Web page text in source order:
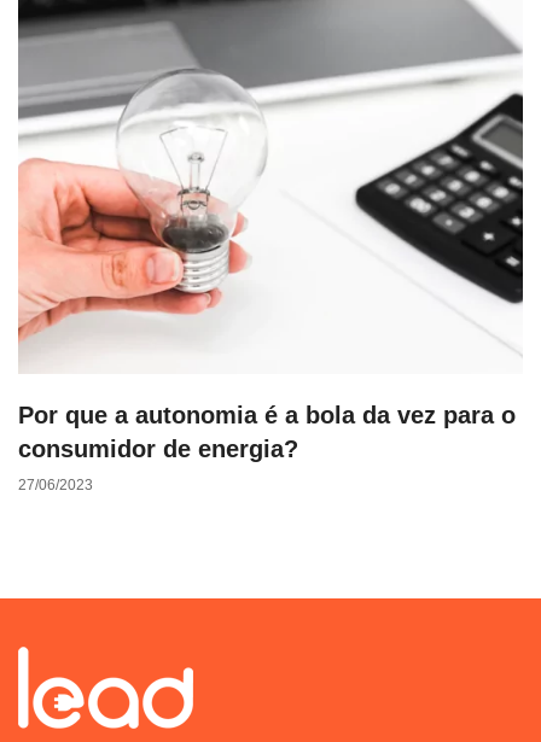
Por que a autonomia é a bola da vez para o
consumidor de energia?
27/06/2023